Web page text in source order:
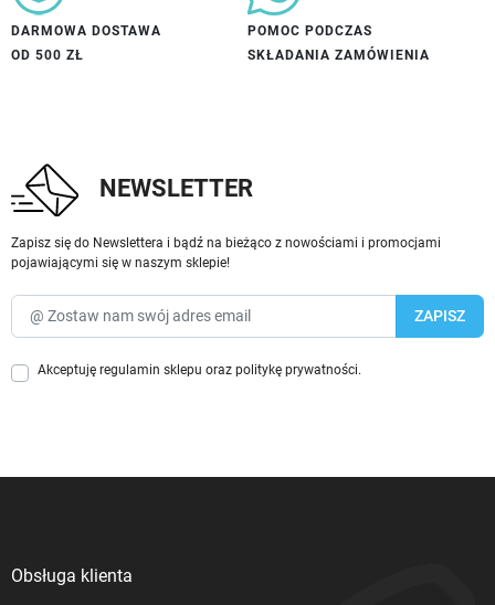
DARMOWA DOSTAWA
OD 500 ZŁ
POMOC PODCZAS
SKŁADANIA ZAMÓWIENIA
NEWSLETTER
Zapisz się do Newslettera i bądź na bieżąco z nowościami i promocjami
pojawiającymi się w naszym sklepie!
Akceptuję regulamin sklepu oraz politykę prywatności.
Obsługa klienta